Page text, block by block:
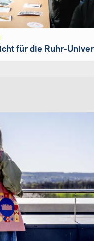
für die Ruhr-